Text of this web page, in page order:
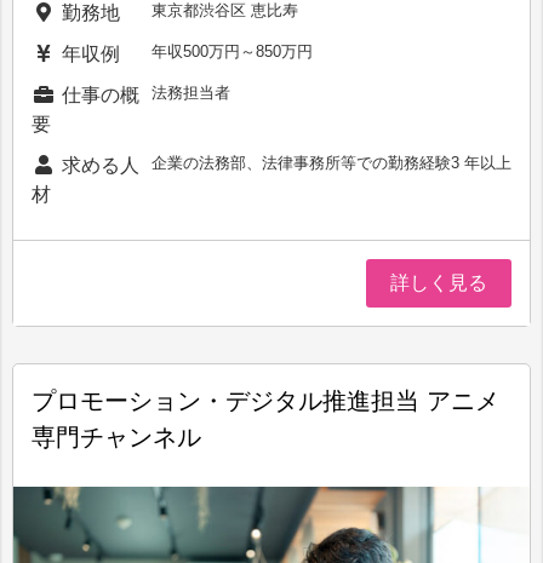
勤務地 東京都渋谷区 恵比寿
年収例 年収500万円～850万円
仕事の概
要
法務担当者
求める人
材
企業の法務部、法律事務所等での勤務経験3 年以上
詳しく見る
プロモーション・デジタル推進担当 アニメ
専門チャンネル